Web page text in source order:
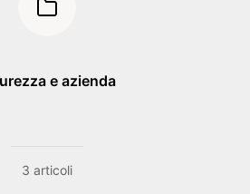
e azienda
3 articoli